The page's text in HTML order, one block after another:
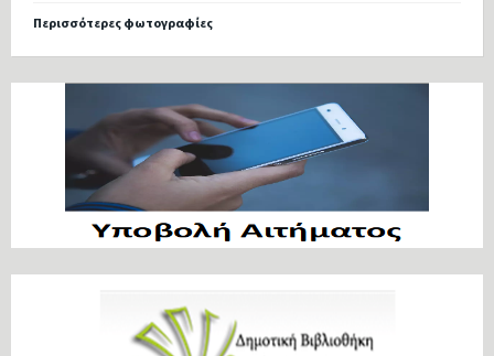
Περισσότερες φωτογραφίες